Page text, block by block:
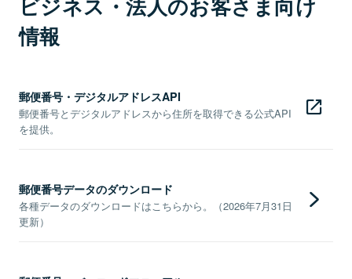
ビジネス・法人のお客さま向け
情報
郵便番号・デジタルアドレスAPI
郵便番号とデジタルアドレスから住所を取得できる公式API
を提供。
郵便番号データのダウンロード
各種データのダウンロードはこちらから。（2026年7月31日
更新）